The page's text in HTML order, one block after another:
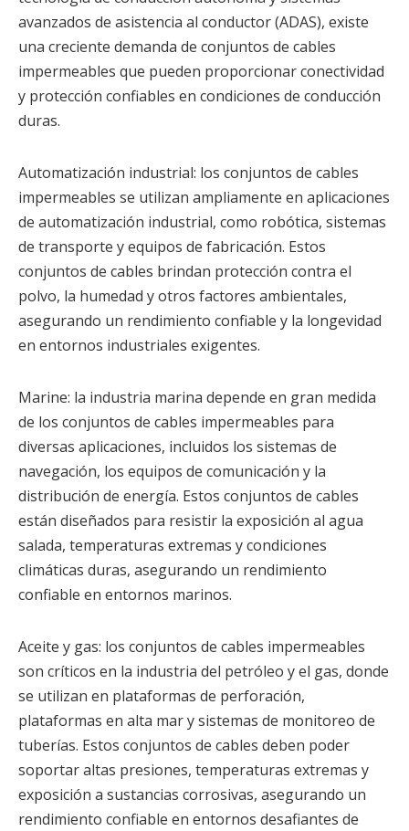
avanzados de asistencia al conductor (ADAS), existe
una creciente demanda de conjuntos de cables
impermeables que pueden proporcionar conectividad
y protección confiables en condiciones de conducción
duras.
Automatización industrial: los conjuntos de cables
impermeables se utilizan ampliamente en aplicaciones
de automatización industrial, como robótica, sistemas
de transporte y equipos de fabricación. Estos
conjuntos de cables brindan protección contra el
polvo, la humedad y otros factores ambientales,
asegurando un rendimiento confiable y la longevidad
en entornos industriales exigentes.
Marine: la industria marina depende en gran medida
de los conjuntos de cables impermeables para
diversas aplicaciones, incluidos los sistemas de
navegación, los equipos de comunicación y la
distribución de energía. Estos conjuntos de cables
están diseñados para resistir la exposición al agua
salada, temperaturas extremas y condiciones
climáticas duras, asegurando un rendimiento
confiable en entornos marinos.
Aceite y gas: los conjuntos de cables impermeables
son críticos en la industria del petróleo y el gas, donde
se utilizan en plataformas de perforación,
plataformas en alta mar y sistemas de monitoreo de
tuberías. Estos conjuntos de cables deben poder
soportar altas presiones, temperaturas extremas y
exposición a sustancias corrosivas, asegurando un
rendimiento confiable en entornos desafiantes de